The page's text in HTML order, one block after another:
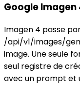
Google Imagen
Imagen 4 passe
/api/v1/images/
image. Une seule
seul registre de
avec un prompt et